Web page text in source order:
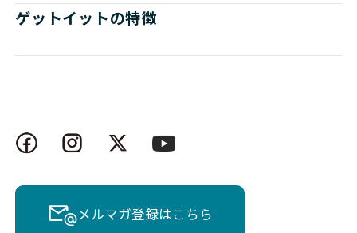
ゲットイットの特徴
メルマガ登録はこちら